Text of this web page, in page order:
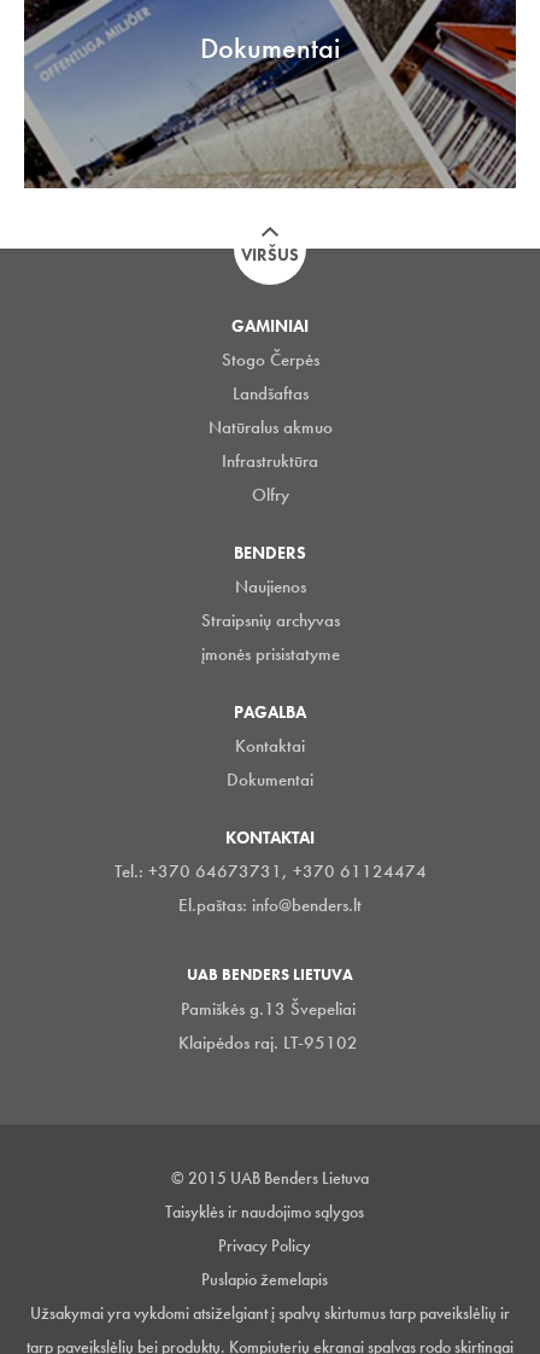
Dokumentai
VIRŠUS
GAMINIAI
Stogo Čerpės
Landšaftas
Natūralus akmuo
Infrastruktūra
Olfry
BENDERS
Naujienos
Straipsnių archyvas
įmonės prisistatyme
PAGALBA
Kontaktai
Dokumentai
KONTAKTAI
Tel.: +370 64673731, +370 61124474
El.paštas: info@benders.lt
UAB BENDERS LIETUVA
Pamiškės g.13 Švepeliai
Klaipėdos raj. LT-95102
© 2015 UAB Benders Lietuva
Taisyklės ir naudojimo sąlygos
Privacy Policy
Puslapio žemelapis
Užsakymai yra vykdomi atsiželgiant į spalvų skirtumus tarp paveikslėlių ir
tarp paveikslėlių bei produktų. Kompiuterių ekranai spalvas rodo skirtingai